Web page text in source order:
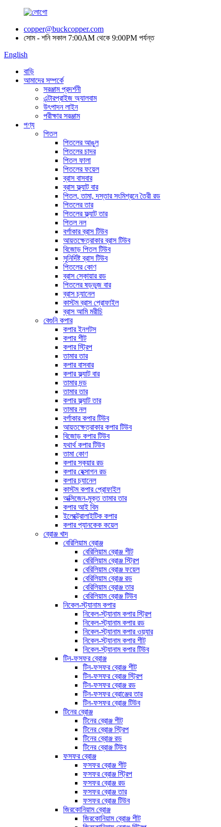
copper@buckcopper.com
সোম - শনি সকাল 7:00AM থেকে 9:00PM পর্যন্ত
English
বাড়ি
আমাদের সম্পর্কে
সরঞ্জাম প্রদর্শনী
এন্টারপ্রাইজ অ্যালবাম
উৎপাদন লাইন
পরীক্ষার সরঞ্জাম
পণ্য
পিতল
পিতলের আঙুল
পিতলের চাদর
পিতল ফালা
পিতলের ফয়েল
ব্রাস বাসবার
ব্রাস ফ্ল্যাট বার
পিতল, তামা, দস্তার সংমিশ্রনে তৈরী রড
পিতলের তার
পিতলের ফ্ল্যাট তার
পিতল নল
বর্গাকার ব্রাস টিউব
আয়তক্ষেত্রাকার ব্রাস টিউব
বিজোড় পিতল টিউব
সুনির্দিষ্ট ব্রাস টিউব
পিতলের কোণ
ব্রাস স্কোয়ার রড
পিতলের ষড়ভুজ বার
ব্রাস চ্যানেল
কাস্টম ব্রাস প্রোফাইল
ব্রাস আমি মরীচি
বেগুনি কপার
কপার ইনগটস
কপার শীট
কপার স্ট্রিপ
তামার তার
কপার বাসবার
কপার ফ্ল্যাট বার
তামার দন্ড
তামার তার
কপার ফ্ল্যাট তার
তামার নল
বর্গাকার কপার টিউব
আয়তক্ষেত্রাকার কপার টিউব
বিজোড় কপার টিউব
যথার্থ কপার টিউব
তামা কোণ
কপার স্কয়ার রড
কপার হেক্সাগন রড
কপার চ্যানেল
কাস্টম কপার প্রোফাইল
অক্সিজেন-মুক্ত তামার তার
কপার আই বিম
ইলেক্ট্রোলাইটিক কপার
কপার প্যানকেক কয়েল
ব্রোঞ্জ খাদ
বেরিলিয়াম ব্রোঞ্জ
বেরিলিয়াম ব্রোঞ্জ শীট
বেরিলিয়াম ব্রোঞ্জ স্ট্রিপ
বেরিলিয়াম ব্রোঞ্জ ফয়েল
বেরিলিয়াম ব্রোঞ্জ রড
বেরিলিয়াম ব্রোঞ্জ তার
বেরিলিয়াম ব্রোঞ্জ টিউব
নিকেল-স্ট্যানাম কপার
নিকেল-স্ট্যানাম কপার স্ট্রিপ
নিকেল-স্ট্যানাম কপার রড
নিকেল-স্ট্যানাম কপার ওয়্যার
নিকেল-স্ট্যানাম কপার শীট
নিকেল-স্ট্যানাম কপার টিউব
টিন-ফসফর ব্রোঞ্জ
টিন-ফসফর ব্রোঞ্জ শীট
টিন-ফসফর ব্রোঞ্জ স্ট্রিপ
টিন-ফসফর ব্রোঞ্জ রড
টিন-ফসফর ব্রোঞ্জের তার
টিন-ফসফর ব্রোঞ্জ টিউব
টিনের ব্রোঞ্জ
টিনের ব্রোঞ্জ শীট
টিনের ব্রোঞ্জ স্ট্রিপ
টিনের ব্রোঞ্জ রড
টিনের ব্রোঞ্জ টিউব
ফসফর ব্রোঞ্জ
ফসফর ব্রোঞ্জ শীট
ফসফর ব্রোঞ্জ স্ট্রিপ
ফসফর ব্রোঞ্জ রড
ফসফর ব্রোঞ্জ তার
ফসফর ব্রোঞ্জ টিউব
জিরকোনিয়াম ব্রোঞ্জ
জিরকোনিয়াম ব্রোঞ্জ শীট